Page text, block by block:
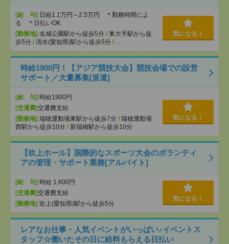
[給 与] 日給1.1万円～2.5万円 ＊勤務時間によ
る ＊日払いOK
[勤務地] 名城公園駅から徒歩5分 / 東大手駅から徒
歩5分 / 清水(愛知県)駅から徒歩5分 / …
気になる！
時給1900円！【アジア競技大会】競技会場での設営
サポート／大量募集[派遣]
[給 与] 時給1900円
[交通費]交通費支給
[勤務地] 瑞穂運動場東駅から徒歩7分 / 瑞穂運動場
西駅から徒歩10分 / 新瑞橋駅から徒歩10分
気になる！
【吹上ホール】国際的なスポーツ大会のボランティ
アの管理・サポート業務[アルバイト]
[給 与] 時給 1,600円
[交通費]交通費支給
[勤務地] 吹上(愛知県)駅から徒歩5分
気になる！
レアなお仕事・人気イベントがいっぱい♪イベントス
タッフ☆働いたその日に給料もらえる日払い